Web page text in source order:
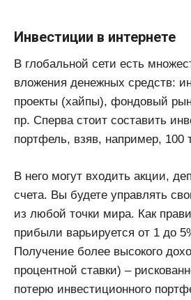
Инвестиции в интернете
В глобальной сети есть
вложения денежных средств:
проекты (хайпы), фондовый
пр. Сперва стоит составить
портфель, взяв, например, 100
В него могут входить акции,
счета. Вы будете управлять
из любой точки мира. Как
прибыли варьируется от 1 до
Получение более высокого
процентной ставки) –
потерю инвестиционного